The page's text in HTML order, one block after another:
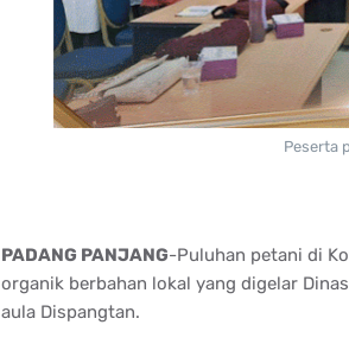
Peserta
PADANG PANJANG-Puluhan petani di
organik berbahan lokal yang digelarDinas
aula Dispangtan.